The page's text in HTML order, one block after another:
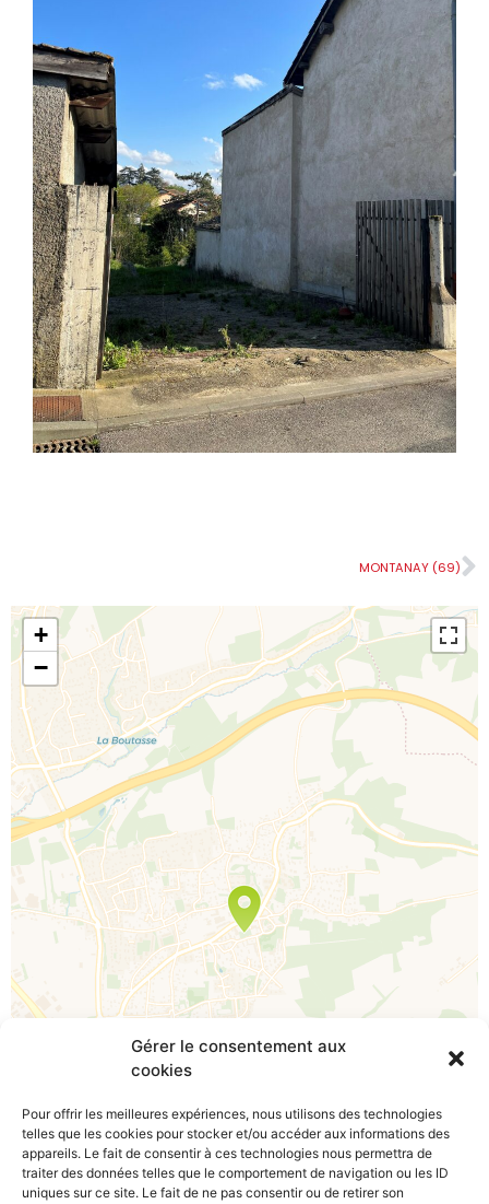
Gérer le consentement aux
cookies
Pour offrir les meilleures expériences, nous utilisons des technologies
telles que les cookies pour stocker et/ou accéder aux informations des
appareils. Le fait de consentir à ces technologies nous permettra de
traiter des données telles que le comportement de navigation ou les ID
uniques sur ce site. Le fait de ne pas consentir ou de retirer son
MONTANAY (69)
Travelers' Map is loading...
If you see this after your page is loaded
completely, leafletJS files are missing.
+
−